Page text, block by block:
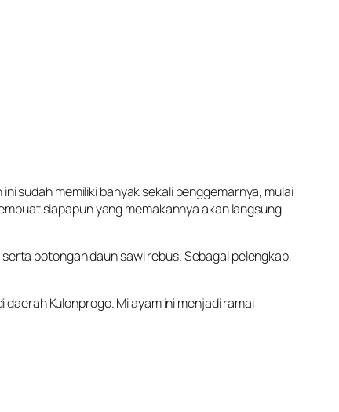
sudah memiliki banyak sekali penggemarnya, mulai
siapapun yang memakannya akan langsung
potongan daun sawi rebus. Sebagai pelengkap,
Kulonprogo. Mi ayam ini menjadi ramai